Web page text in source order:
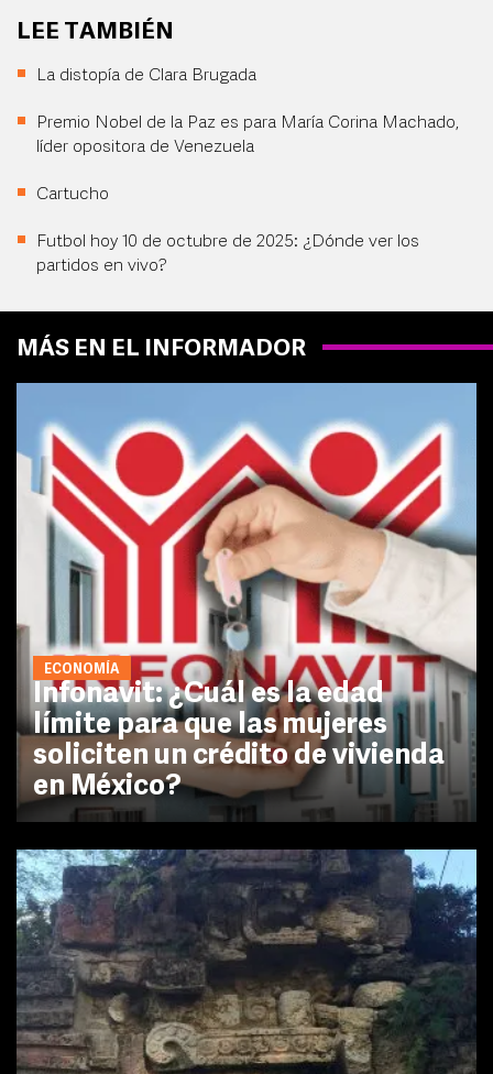
LEE TAMBIÉN
La distopía de Clara Brugada
Premio Nobel de la Paz es para María Corina Machado,
líder opositora de Venezuela
Cartucho
Futbol hoy 10 de octubre de 2025: ¿Dónde ver los
partidos en vivo?
MÁS EN EL INFORMADOR
ECONOMÍA
Infonavit: ¿Cuál es la edad
límite para que las mujeres
soliciten un crédito de vivienda
en México?